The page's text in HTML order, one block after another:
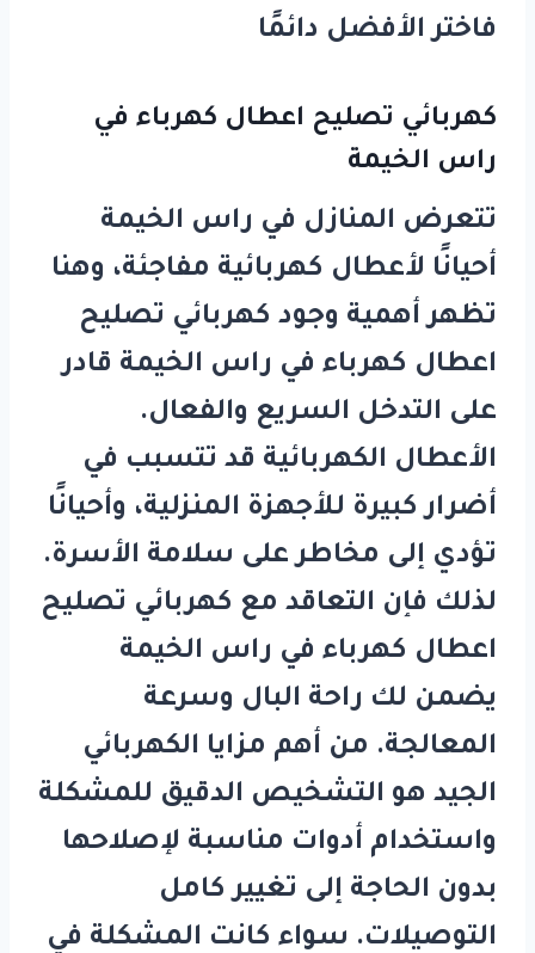
فاختر الأفضل دائمًا
كهربائي تصليح اعطال كهرباء في
راس الخيمة
تتعرض المنازل في راس الخيمة
أحيانًا لأعطال كهربائية مفاجئة، وهنا
تظهر أهمية وجود كهربائي تصليح
اعطال كهرباء في راس الخيمة قادر
على التدخل السريع والفعال.
الأعطال الكهربائية قد تتسبب في
أضرار كبيرة للأجهزة المنزلية، وأحيانًا
تؤدي إلى مخاطر على سلامة الأسرة.
لذلك فإن التعاقد مع كهربائي تصليح
اعطال كهرباء في راس الخيمة
يضمن لك راحة البال وسرعة
المعالجة. من أهم مزايا الكهربائي
الجيد هو التشخيص الدقيق للمشكلة
واستخدام أدوات مناسبة لإصلاحها
بدون الحاجة إلى تغيير كامل
التوصيلات. سواء كانت المشكلة في